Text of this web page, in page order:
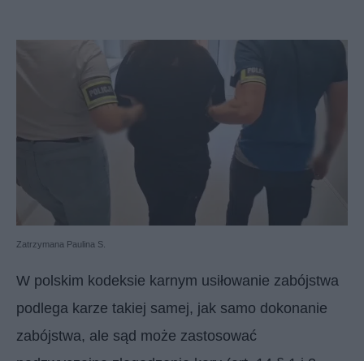
Zatrzymana Paulina S.
W polskim kodeksie karnym usiłowanie zabójstwa
podlega karze takiej samej, jak samo dokonanie
zabójstwa, ale sąd może zastosować